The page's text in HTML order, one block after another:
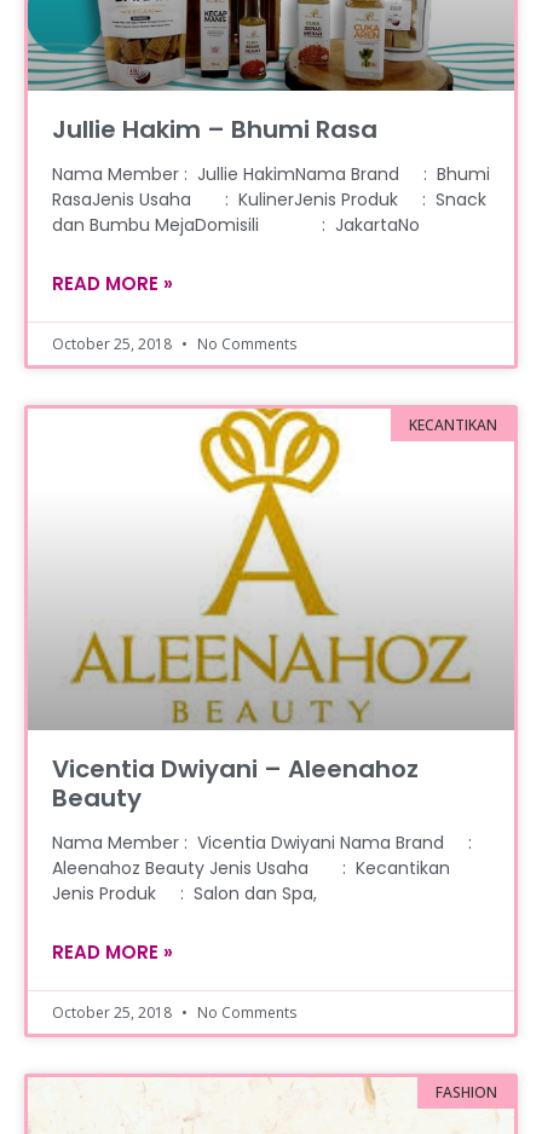
Jullie Hakim – Bhumi Rasa
Nama Member : Jullie HakimNama Brand : Bhumi
RasaJenis Usaha : KulinerJenis Produk : Snack
dan Bumbu MejaDomisili : JakartaNo
READ MORE »
October 25, 2018 No Comments
KECANTIKAN
Vicentia Dwiyani – Aleenahoz
Beauty
Nama Member : Vicentia Dwiyani Nama Brand :
Aleenahoz Beauty Jenis Usaha : Kecantikan
Jenis Produk : Salon dan Spa,
READ MORE »
October 25, 2018 No Comments
FASHION